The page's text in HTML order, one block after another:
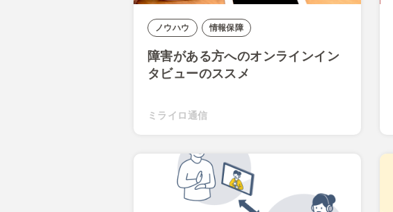
ノウハウ 情報保障
障害がある方へのオンラインイン
タビューのススメ
ミライロ通信